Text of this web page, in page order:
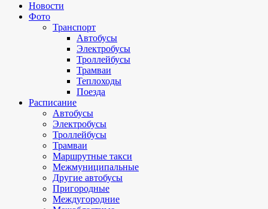
Новости
Фото
Транспорт
Автобусы
Электробусы
Троллейбусы
Трамваи
Теплоходы
Поезда
Расписание
Автобусы
Электробусы
Троллейбусы
Трамваи
Маршрутные такси
Межмуниципальные
Другие автобусы
Пригородные
Междугородние